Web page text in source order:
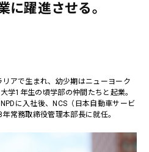
に躍進させる。
アで生まれ、幼少期はニューヨーク
学1年生の頃学部の仲間たちと起業。
に入社後、NCS（日本自動車サービ
常務取締役管理本部長に就任。